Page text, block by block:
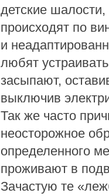
детские
происходят по
и
любят
засыпают,
выключив
Так же часто
неосторожное
определенного
проживают в
Зачастую те